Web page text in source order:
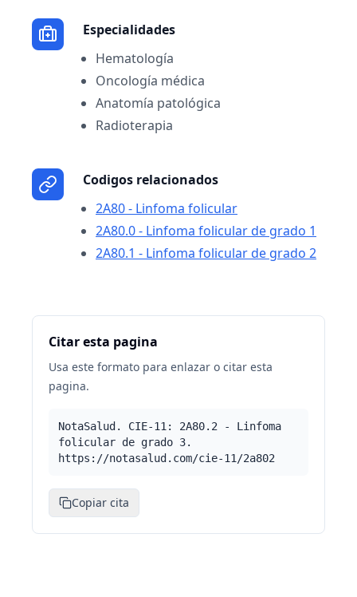
Especialidades
Hematología
Oncología médica
Anatomía patológica
Radioterapia
Codigos relacionados
2A80 - Linfoma folicular
2A80.0 - Linfoma folicular de grado 1
2A80.1 - Linfoma folicular de grado 2
Citar esta pagina
Usa este formato para enlazar o citar esta
pagina.
NotaSalud. CIE-11: 2A80.2 - Linfoma
folicular de grado 3.
https://notasalud.com/cie-11/2a802
Copiar cita